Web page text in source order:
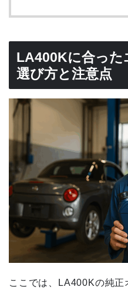
LA400Kに合っ
選び方と注意点
ここでは、LA400Kの純正